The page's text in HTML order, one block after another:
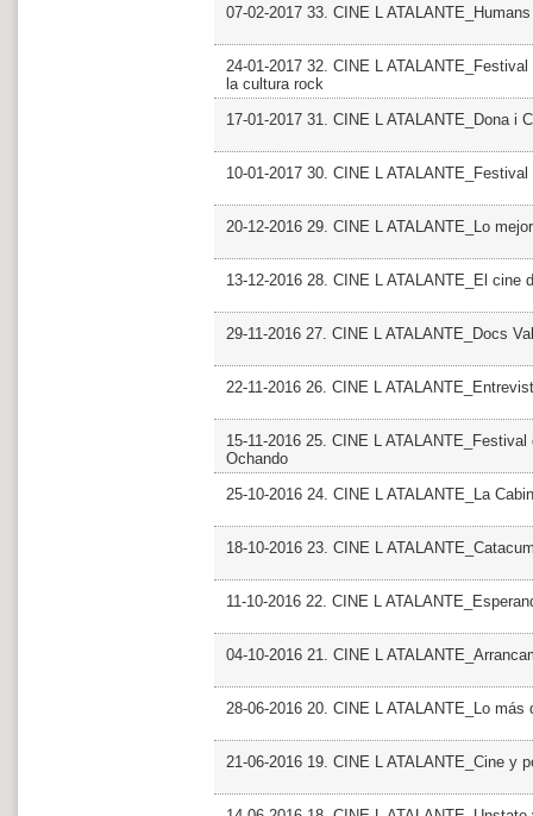
07-02-2017 33. CINE L
24-01-2017 32. CINE L
la cultura rock
17-01-2017 31. CINE L ATALANTE_Dona i
10-01-2017 30. CINE L
20-12-2016 29. CINE L ATALANTE_Lo
13-12-2016 28. CINE L ATALANTE_El cine
29-11-2016 27. CINE L ATALANTE_Docs
22-11-2016 26. CINE L
15-11-2016 25. CINE L
Ochando
25-10-2016 24. CINE L ATALANTE_La
18-10-2016 23. CINE L
11-10-2016 22. CINE L
04-10-2016 21. CINE L
28-06-2016 20. CINE L ATALANTE_Lo más
21-06-2016 19. CINE L ATALANTE_Cine y